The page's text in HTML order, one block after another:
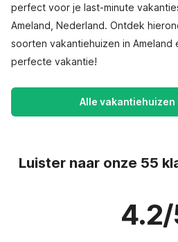
perfect voor je last-minute
Ameland, Nederland. Ontdek
soorten vakantiehuizen in
perfecte vakantie!
Alle vakantiehuizen
Luister naar onze 55